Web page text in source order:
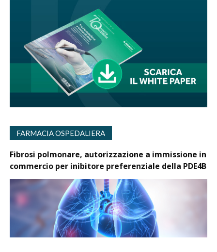
FARMACIA OSPEDALIERA
Fibrosi polmonare, autorizzazione a immissione in
commercio per inibitore preferenziale della PDE4B